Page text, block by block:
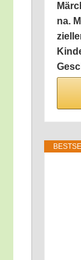
na.